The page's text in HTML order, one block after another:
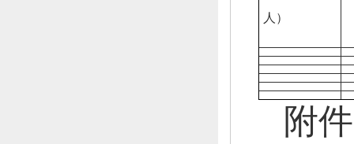
人）
附件